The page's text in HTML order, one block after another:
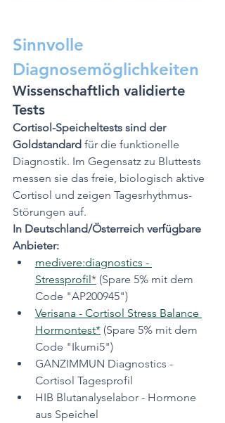
Sinnvolle
Diagnosemöglichkeiten
Wissenschaftlich validierte
Tests
Cortisol-Speicheltests sind der
Goldstandard für die funktionelle
Diagnostik. Im Gegensatz zu Bluttests
messen sie das freie, biologisch aktive
Cortisol und zeigen Tagesrhythmus-
Störungen auf.
In Deutschland/Österreich verfügbare
Anbieter:
medivere:diagnostics -
Stressprofil* (Spare 5% mit dem
Code "AP200945")
Verisana - Cortisol Stress Balance
Hormontest* (Spare 5% mit dem
Code "Ikumi5")
GANZIMMUN Diagnostics -
Cortisol Tagesprofil
HIB Blutanalyselabor - Hormone
aus Speichel